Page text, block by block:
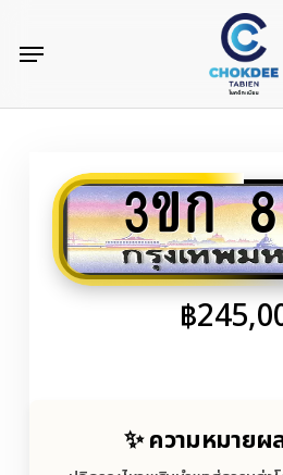
content
Menu
3ขก
฿
✨ ความหมายผ